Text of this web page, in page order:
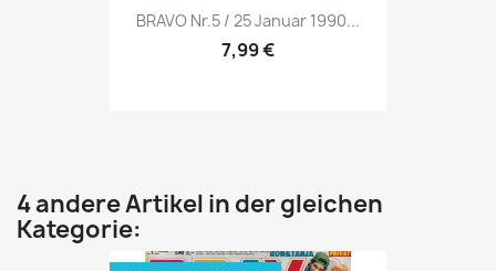
 Vorschau
BRAVO Nr.5 / 25 Januar 1990...
7,99 €
4 andere Artikel in der gleichen
Kategorie: